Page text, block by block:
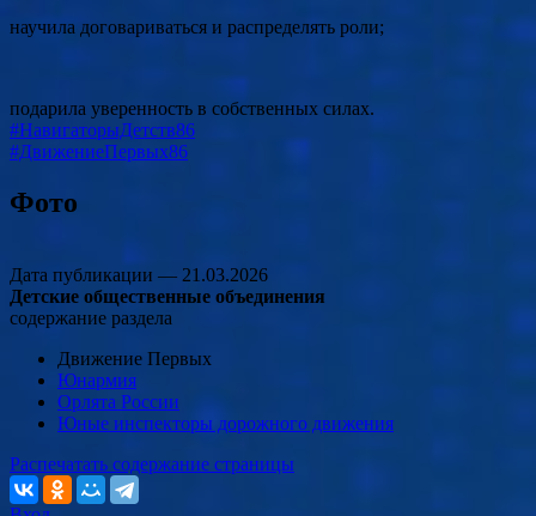
научила договариваться и распределять роли;
подарила уверенность в собственных силах.
#НавигаторыДетств86
#ДвижениеПервых86
Фото
Дата публикации — 21.03.2026
Детские общественные объединения
содержание раздела
Движение Первых
Юнармия
Орлята России
Юные инспекторы дорожного движения
Распечатать содержание страницы